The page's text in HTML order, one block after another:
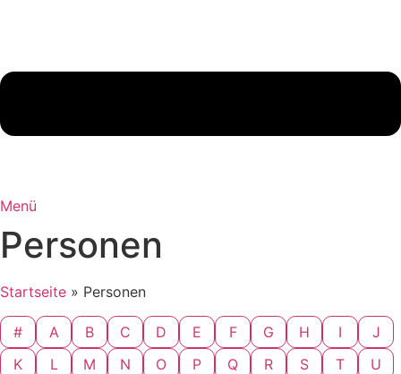
Menü
Personen
Startseite » Personen
# A B C D E F G H I
J
K
L M N O P Q R S T
U